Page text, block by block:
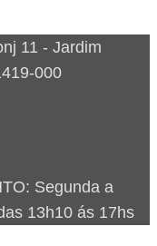
11 - Jardim
000
Segunda a
13h10 ás 17hs